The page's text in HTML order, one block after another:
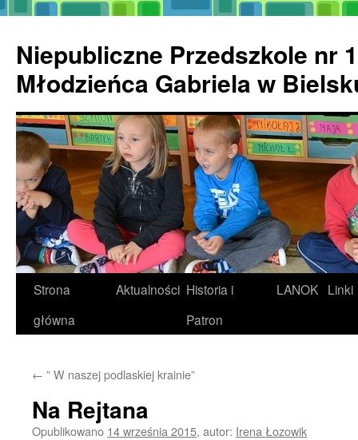
treści
Niepubliczne Przedszkole nr
Młodzieńca Gabriela w
Strona
główna
Aktualności Historia i
Patron
LANOK Linki
← ” W naszej podlaskiej krainie”
Na Rejtana
Opublikowano 14 września 2015, autor: Irena Łozowik